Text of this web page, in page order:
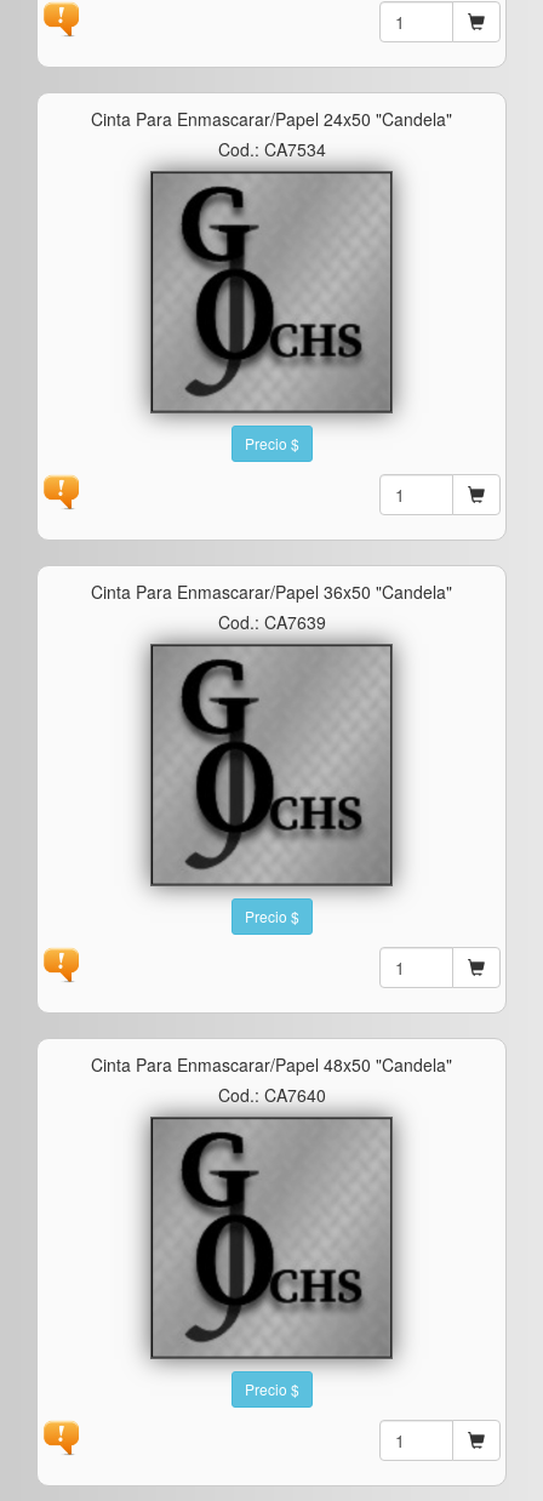
Cinta Para Enmascarar/papel 24x50 "candela"
Cod.: CA7534
Precio $
Cinta Para Enmascarar/papel 36x50 "candela"
Cod.: CA7639
Precio $
Cinta Para Enmascarar/papel 48x50 "candela"
Cod.: CA7640
Precio $